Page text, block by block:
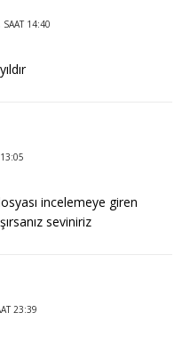
14:40
incelemeye giren
seviniriz
23:39